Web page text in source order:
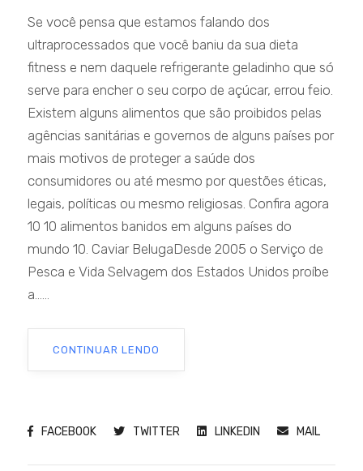
Se você pensa que estamos falando dos
ultraprocessados que você baniu da sua dieta
fitness e nem daquele refrigerante geladinho que só
serve para encher o seu corpo de açúcar, errou feio.
Existem alguns alimentos que são proibidos pelas
agências sanitárias e governos de alguns países por
mais motivos de proteger a saúde dos
consumidores ou até mesmo por questões éticas,
legais, políticas ou mesmo religiosas. Confira agora
10 10 alimentos banidos em alguns países do
mundo 10. Caviar BelugaDesde 2005 o Serviço de
Pesca e Vida Selvagem dos Estados Unidos proíbe
a......
CONTINUAR LENDO
FACEBOOK TWITTER LINKEDIN MAIL